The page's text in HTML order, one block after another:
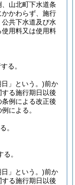
山北町下水道条
かわらず、施行
共下水道及び水
用料又は使用料
る。
」という。)前か
る施行期日以後
例による改正後
による。
。
。
」という。)前か
る施行期日以後